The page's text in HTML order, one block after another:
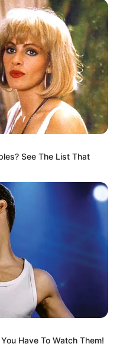
den 15.08.2026
Vorpommern das
wenn sowohl die
als 2.000 Seen
ganzen Land
hat das in
See The List That
Have To Watch Them!